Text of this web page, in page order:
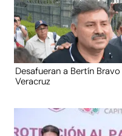
Desafueran a Bertín
Veracruz